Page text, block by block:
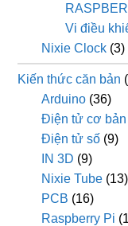
Vi điều
Nixie Clock (3)
Kiến thức căn bản
Arduino (36)
Điện tử cơ bản
Điện tử số (9)
IN 3D (9)
Nixie Tube (13)
PCB (16)
Raspberry Pi